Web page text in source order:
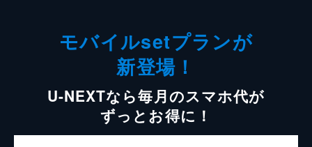
モバイルsetプランが
新登場！
U-NEXTなら毎月のスマホ代が
ずっとお得に！